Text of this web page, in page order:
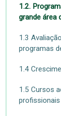
1.2.
grande área
1.3
programas
1.4
1.5 Cursos
profissionais